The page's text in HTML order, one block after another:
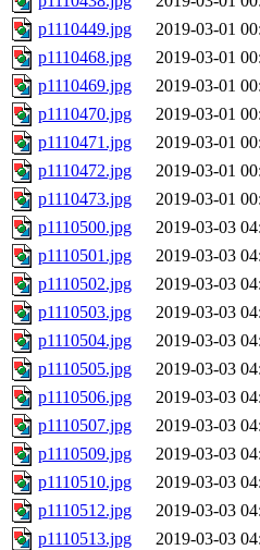
p1110449.jpg
2019-03-01
p1110468.jpg
2019-03-01
p1110469.jpg
2019-03-01
p1110470.jpg
2019-03-01
p1110471.jpg
2019-03-01
p1110472.jpg
2019-03-01
p1110473.jpg
2019-03-01
p1110500.jpg
2019-03-03
p1110501.jpg
2019-03-03
p1110502.jpg
2019-03-03
p1110503.jpg
2019-03-03
p1110504.jpg
2019-03-03
p1110505.jpg
2019-03-03
p1110506.jpg
2019-03-03
p1110507.jpg
2019-03-03
p1110509.jpg
2019-03-03
p1110510.jpg
2019-03-03
p1110512.jpg
2019-03-03
p1110513.jpg
2019-03-03